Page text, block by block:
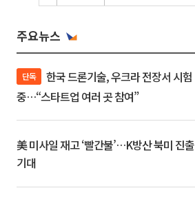
주요뉴스
단독
중…“스타트업 여러 곳 참여”
美 미사일 재고 ‘빨간불’…K방산 북미 진출
기대